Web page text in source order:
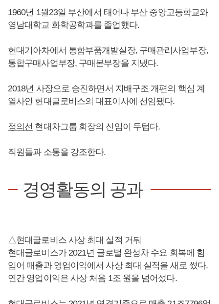
1960년 1월23일 부산에서 태어나 부산 중앙고등학교와
영남대학교 화학공학과를 졸업했다.
현대기아차에서 통합부품개발실장, 구매관리사업부장,
통합구매사업부장, 구매본부장을 지냈다.
2018년 사장으로 승진하면서 지배구조 개편의 핵심 계
열사인 현대글로비스의 대표이사에 선임됐다.
정의선 현대차그룹 회장의 신임이 두텁다.
직원들과 소통을 강조한다.
경영활동의 공과
△현대글로비스 사상 최대 실적 거둬
현대글로비스가 2021년 글로벌 완성차 수요 회복에 힘
입어 매출과 영업이익에서 사상 최대 실적을 새로 썼다.
연간 영업이익은 사상 처음 1조 원을 넘어섰다.